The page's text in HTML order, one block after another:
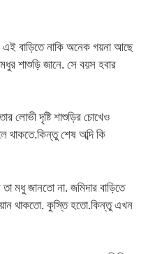
এই বাড়িতে নাকি অনেক গয়না আছে
শাশুড়ি জানে. সে বয়স হবার
লোভী দৃষ্টি শাশুড়ির চোখেও
থাকতে.কিন্তু শেষ অব্দি কি
মধু জানতো না. জমিদার বাড়িতে
থাকতো. কুস্তি হতো.কিন্তু এখন